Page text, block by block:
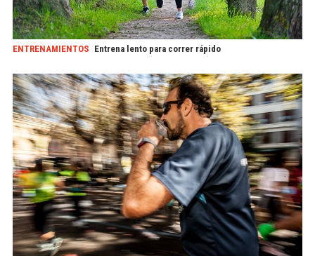
ENTRENAMIENTOS Entrena lento para correr rápido